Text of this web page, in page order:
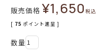
販売価格 ¥1,650税込
[ 75 ポイント進呈 ]